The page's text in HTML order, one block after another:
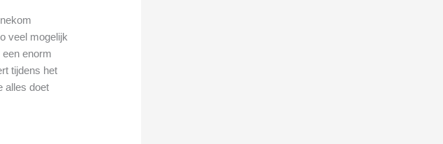
veel mogelijk
enorm
tijdens het
alles doet